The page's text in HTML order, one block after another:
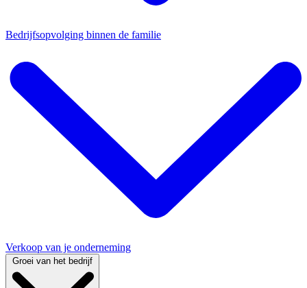
Bedrijfsopvolging binnen de familie
Verkoop van je onderneming
Groei van het bedrijf